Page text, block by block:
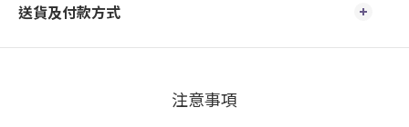
送貨及付款方式
注意事項